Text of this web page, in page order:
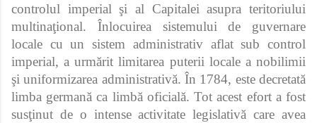
controlul imperial şi al Capitalei asupra teritoriului
multinaţional. Înlocuirea sistemului de guvernare
locale cu un sistem administrativ aflat sub control
imperial, a urmărit limitarea puterii locale a nobilimii
şi uniformizarea administrativă. În 1784, este decretată
limba germană ca limbă oficială. Tot acest efort a fost
susţinut de o intense activitate legislativă care avea